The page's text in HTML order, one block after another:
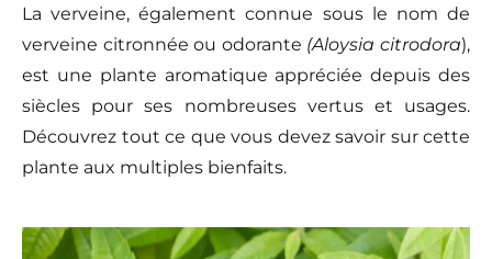
La verveine, également connue sous le nom de
verveine citronnée ou odorante (Aloysia citrodora),
est une plante aromatique appréciée depuis des
siècles pour ses nombreuses vertus et usages.
Découvrez tout ce que vous devez savoir sur cette
plante aux multiples bienfaits.